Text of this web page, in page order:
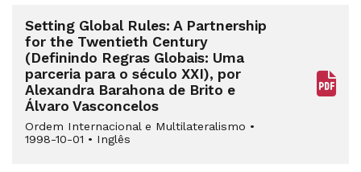
Setting Global Rules: A Partnership
for the Twentieth Century
(Definindo Regras Globais: Uma
parceria para o século XXI), por
Alexandra Barahona de Brito e
Álvaro Vasconcelos
Ordem Internacional e Multilateralismo •
1998-10-01 • Inglês